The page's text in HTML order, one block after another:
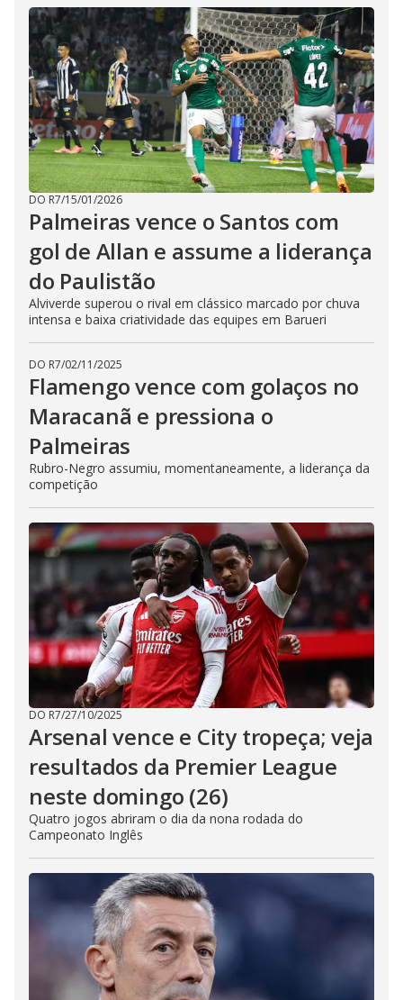
DO R7/15/01/2026
Palmeiras vence o Santos com
gol de Allan e assume a liderança
do Paulistão
Alviverde superou o rival em clássico marcado por chuva
intensa e baixa criatividade das equipes em Barueri
DO R7/02/11/2025
Flamengo vence com golaços no
Maracanã e pressiona o
Palmeiras
Rubro-Negro assumiu, momentaneamente, a liderança da
competição
DO R7/27/10/2025
Arsenal vence e City tropeça; veja
resultados da Premier League
neste domingo (26)
Quatro jogos abriram o dia da nona rodada do
Campeonato Inglês